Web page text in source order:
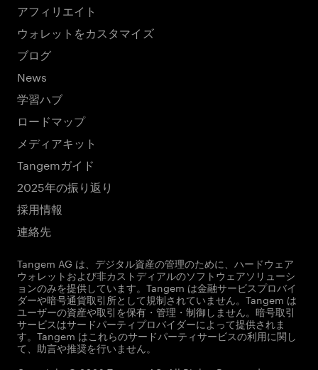
アフィリエイト
ウォレットをカスタマイズ
ブログ
News
学習ハブ
ロードマップ
メディアキット
Tangemガイド
2025年の振り返り
採用情報
連絡先
Tangem AG は、デジタル資産の管理のために、ハードウェア
ウォレットおよび非カストディアルのソフトウェアソリューシ
ョンのみを提供しています。Tangem は金融サービスプロバイ
ダーや暗号通貨取引所として規制されていません。Tangem は
ユーザーの資産や取引を保有・管理・制御しません。暗号取引
サービスはサードパーティプロバイダーによって提供されま
す。Tangem はこれらのサードパーティサービスの利用に関し
て、助言や推奨を行いません。